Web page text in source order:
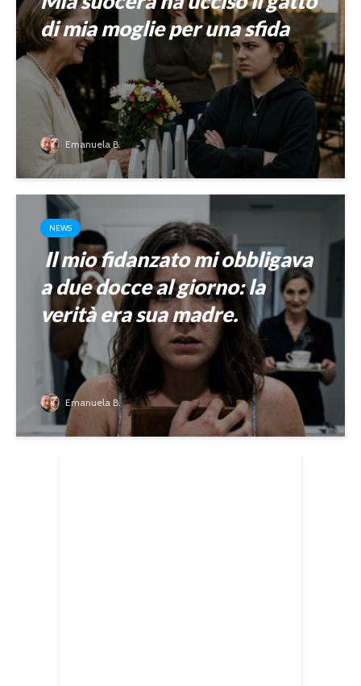
di mia moglie per una sfida
Emanuela B.
NEWS
Il mio fidanzato mi obbligava
a due docce al giorno: la
verità era sua madre.
Emanuela B.